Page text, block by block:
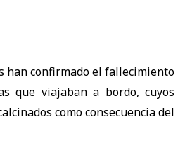
han confirmado el fallecimiento
que viajaban a bordo, cuyos
como consecuencia del